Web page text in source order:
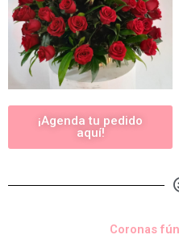
¡Agenda tu pedido
aquí!
Coronas